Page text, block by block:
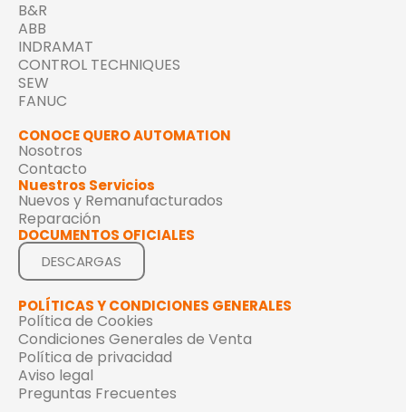
B&R
ABB
INDRAMAT
CONTROL TECHNIQUES
SEW
FANUC
CONOCE QUERO AUTOMATION
Nosotros
Contacto
Nuestros Servicios
Nuevos y Remanufacturados
Reparación
DOCUMENTOS OFICIALES
DESCARGAS
POLÍTICAS Y CONDICIONES GENERALES
Política de Cookies
Condiciones Generales de Venta
Política de privacidad
Aviso legal
Preguntas Frecuentes